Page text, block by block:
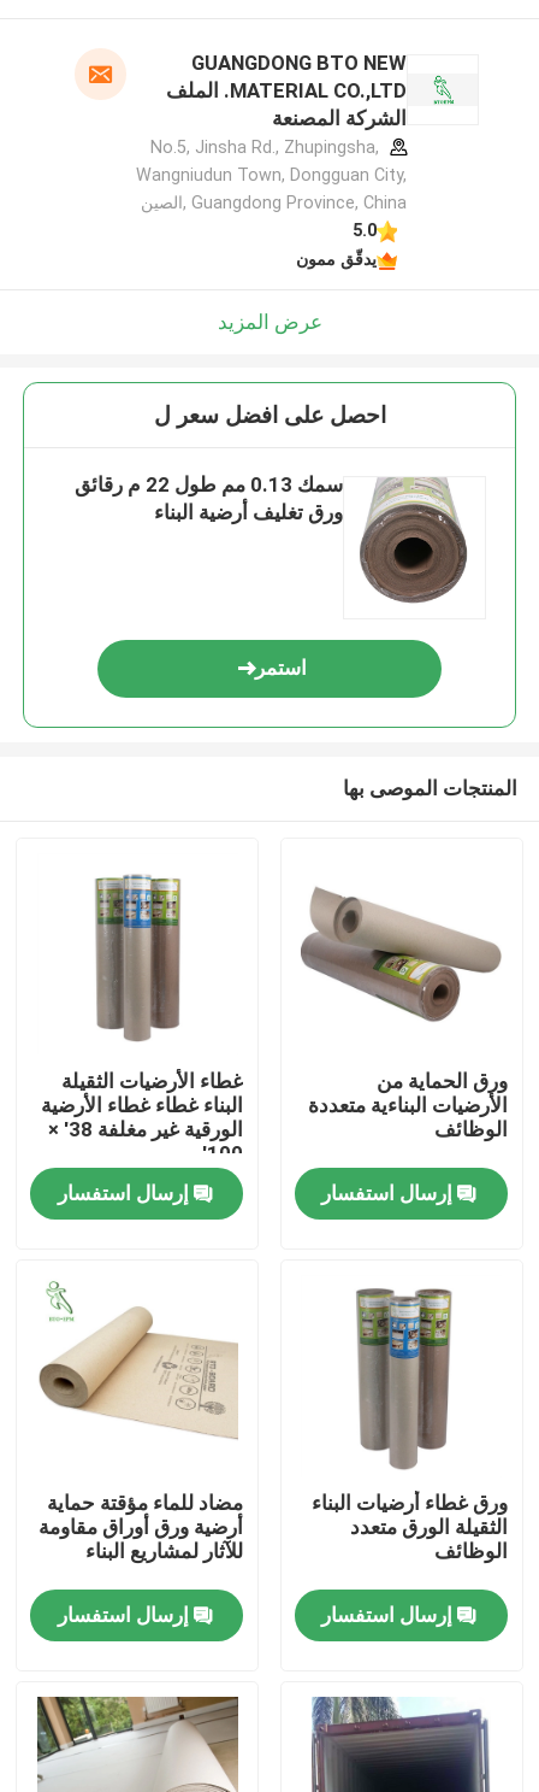
منزل
حول بنا
المنتجات
ورق حماية الأرضيات
لفة حماية الأرضيات المؤقتة
ورق الكرافت لحماية الأرضيات
ورق تغليف أرضيات البناء
ورق طباعة كرتون
صفائح الأرضيات للماء
GUANGDONG BTO NEW
MATERIAL CO.,LTD. الملف
الشركة المصنعة
No.5, Jinsha Rd., Zhupingsha,
Wangniudun Town, Dongguan City,
Guangdong Province, China ,الصين
5.0
يدقّق ممون
عرض المزيد
احصل على افضل سعر ل
سمك 0.13 مم طول 22 م رقائق
ورق تغليف أرضية البناء
استمر
المنتجات الموصى بها
ورق الحماية من
الأرضيات البناءية متعددة
الوظائف
إرسال استفسار
غطاء الأرضيات الثقيلة
البناء غطاء غطاء الأرضية
الورقية غير مغلفة 38' ×
100'
إرسال استفسار
ورق غطاء أرضيات البناء
الثقيلة الورق متعدد
الوظائف
إرسال استفسار
مضاد للماء مؤقتة حماية
أرضية ورق أوراق مقاومة
للآثار لمشاريع البناء
إرسال استفسار